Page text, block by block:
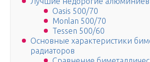
Oasis 500/70
Monlan 500/70
Tessen 500/60
Основные характеристики
радиаторов